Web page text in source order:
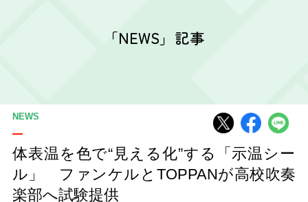
「NEWS」記事
NEWS
体表温を色で“見える化”する「示温シー
ル」 ファンケルとTOPPANが高校吹奏
楽部へ試験提供